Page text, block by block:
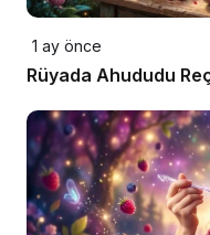
1 ay önce
Rüyada Ahududu